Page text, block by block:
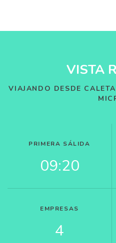
VISTA
VIAJANDO DESDE
PRIMERA SÁLIDA
09:20
EMPRESAS
4